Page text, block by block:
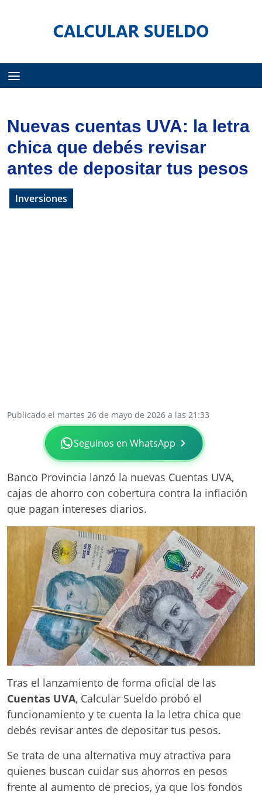
Nuevas cuentas UVA: la letra
chica que debés revisar
antes de depositar tus pesos
Inversiones
Publicado el martes 26 de mayo de 2026 a las 21:33
Seguinos en WhatsApp
Banco Provincia lanzó la nuevas Cuentas UVA,
cajas de ahorro con cobertura contra la inflación
que pagan intereses diarios.
Tras el lanzamiento de forma oficial de las
Cuentas UVA, Calcular Sueldo probó el
funcionamiento y te cuenta la la letra chica que
debés revisar antes de depositar tus pesos.
Se trata de una alternativa muy atractiva para
quienes buscan cuidar sus ahorros en pesos
frente al aumento de precios, ya que los fondos